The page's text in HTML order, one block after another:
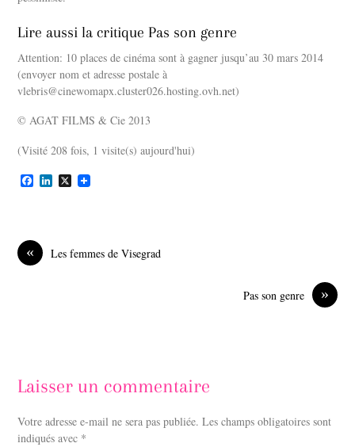
Lire aussi la critique Pas son genre
Attention: 10 places de cinéma sont à gagner jusqu’au 30 mars 2014
(envoyer nom et adresse postale à
vlebris@cinewomapx.cluster026.hosting.ovh.net)
© AGAT FILMS & Cie 2013
(Visité 208 fois, 1 visite(s) aujourd'hui)
F
o
o
k
L
I
X
« Les femmes de Visegrad
»
Pas son genre
Laisser un commentaire
Votre adresse e-mail ne sera pas publiée. Les champs obligatoires sont
indiqués avec *